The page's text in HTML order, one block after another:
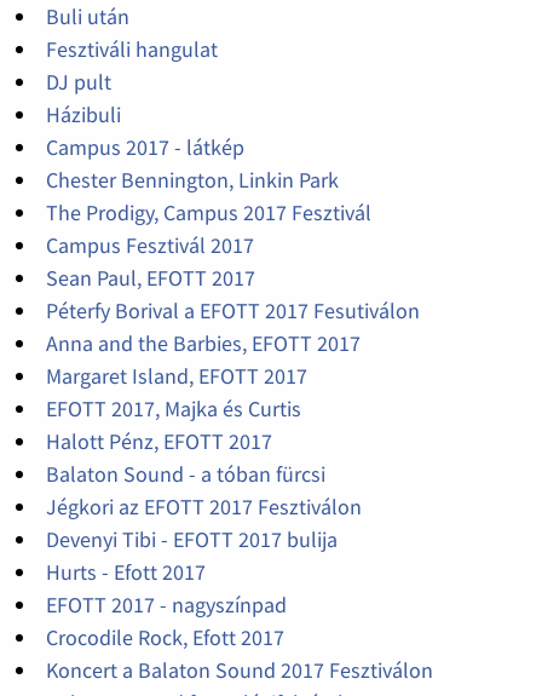
Buli után
Fesztiváli hangulat
DJ pult
Házibuli
Campus 2017 - látkép
Chester Bennington, Linkin Park
The Prodigy, Campus 2017 Fesztivál
Campus Fesztivál 2017
Sean Paul, EFOTT 2017
Péterfy Borival a EFOTT 2017 Fesutiválon
Anna and the Barbies, EFOTT 2017
Margaret Island, EFOTT 2017
EFOTT 2017, Majka és Curtis
Halott Pénz, EFOTT 2017
Balaton Sound - a tóban fürcsi
Jégkori az EFOTT 2017 Fesztiválon
Devenyi Tibi - EFOTT 2017 bulija
Hurts - Efott 2017
EFOTT 2017 - nagyszínpad
Crocodile Rock, Efott 2017
Koncert a Balaton Sound 2017 Fesztiválon